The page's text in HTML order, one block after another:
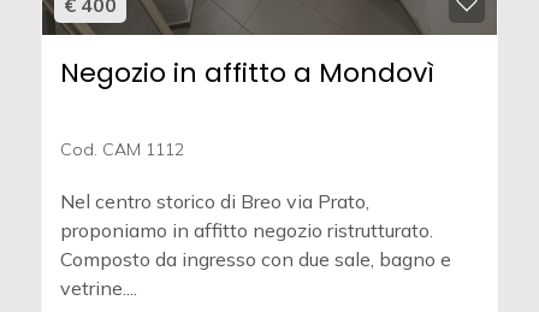
€ 400
Negozio in affitto a Mondovì
Cod. CAM 1112
Nel centro storico di Breo via Prato,
proponiamo in affitto negozio ristrutturato.
Composto da ingresso con due sale, bagno e
vetrine....